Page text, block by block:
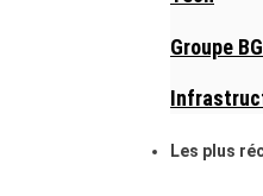
Groupe
Les plus